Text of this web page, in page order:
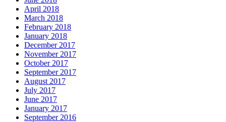
April 2018
March 2018
February 2018
January 2018
December 2017
November 2017
October 2017
September 2017
August 2017
July 2017
June 2017
January 2017
September 2016